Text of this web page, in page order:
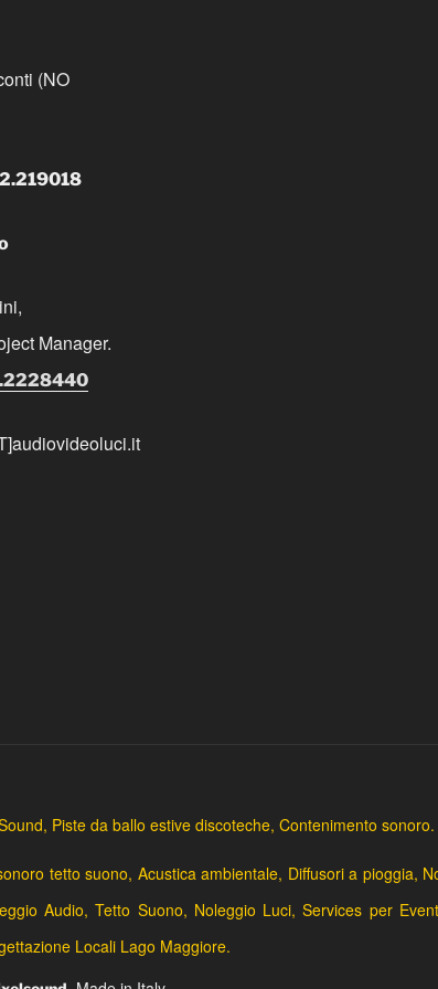
(NO
Manager.
Piste da ballo estive discoteche, Contenimento sonoro.
tetto suono, Acustica ambientale, Diffusori a pioggia,
Audio, Tetto Suono, Noleggio Luci, Services per
Locali Lago Maggiore.